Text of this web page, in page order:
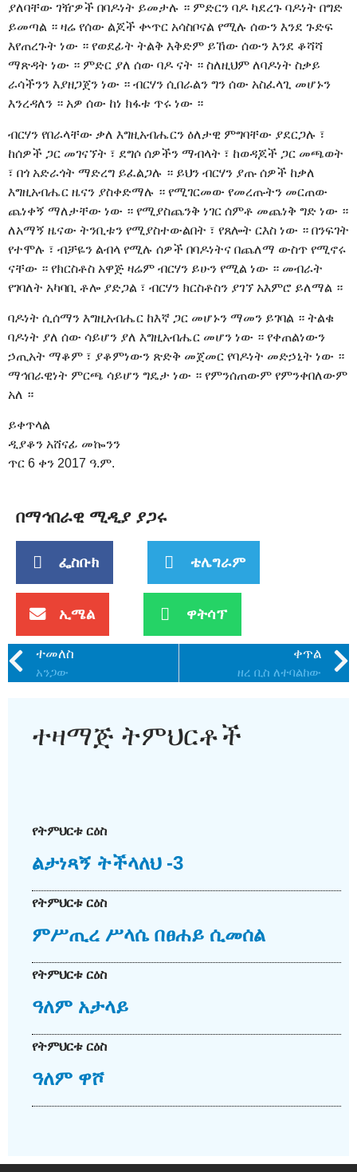
ያለባቸው ገዥዎች በባዶነት ይመታሉ ። ምድርን ባዶ ካደረጉ ባዶነት በግድ
ይመጣል ። ዛሬ የሰው ልጆች ቍጥር አሳስቦናል የሚሉ ሰውን እንደ ጉድፍ
እየጠረጉት ነው ። የወደፊት ትልቅ እቅድም ይኸው ሰውን እንደ ቆሻሻ
ማጽዳት ነው ። ምድር ያለ ሰው ባዶ ናት ። ስለዚህም ለባዶነት ስቃይ
ራሳችንን እያዘጋጀን ነው ። ብርሃን ሲበራልን ግን ሰው አስፈላጊ መሆኑን
እንረዳለን ። አዎ ሰው ከነ ክፋቱ ጥሩ ነው ።
ብርሃን የበራላቸው ቃለ እግዚአብሔርን ዕለታዊ ምግባቸው ያደርጋሉ ፣
ከሰዎች ጋር መገናኘት ፣ ደግሶ ሰዎችን ማብላት ፣ ከወዳጆች ጋር መጫወት
፣ በጎ አድራጎት ማድረግ ይፈልጋሉ ። ይህን ብርሃን ያጡ ሰዎች ከቃለ
እግዚአብሔር ዜናን ያስቀድማሉ ። የሚገርመው የመረጡትን መርጠው
ጨነቀኝ ማለታቸው ነው ። የሚያስጨንቅ ነገር ሰምቶ መጨነቅ ግድ ነው ።
ለአማኝ ዜናው ትንቢቱን የሚያስተውልበት ፣ የጸሎት ርእስ ነው ። በንፍገት
የተሞሉ ፣ ብቻዬን ልብላ የሚሉ ሰዎች በባዶነትና በጨለማ ውስጥ የሚኖሩ
ናቸው ። የክርስቶስ አዋጅ ዛሬም ብርሃን ይሁን የሚል ነው ። መብራት
የገባለት አካባቢ ቶሎ ያድጋል ፣ ብርሃን ክርስቶስን ያገኘ አእምሮ ይለማል ።
ባዶነት ሲሰማን እግዚአብሔር ከእኛ ጋር መሆኑን ማመን ይገባል ። ትልቁ
ባዶነት ያለ ሰው ሳይሆን ያለ እግዚአብሔር መሆን ነው ። የቀጠልነውን
ኃጢአት ማቆም ፣ ያቆምነውን ጽድቅ መጀመር የባዶነት መድኃኒት ነው ።
ማኅበራዊነት ምርጫ ሳይሆን ግዴታ ነው ። የምንሰጠውም የምንቀበለውም
አለ ።
ይቀጥላል
ዲያቆን አሸናፊ መኰንን
ጥር 6 ቀን 2017 ዓ.ም.
በማኅበራዊ ሚዲያ ያጋሩ
ፌስቡክ ቴሌግራም
ኢሜል ዋትሳፕ
ተመለስ
አንጋው
ቀጥል
ዘረ ቢስ ለተባልከው
ተዛማጅ ትምህርቶች
የትምህርቱ ርዕስ
ልታነጻኝ ትችላለህ -3
የትምህርቱ ርዕስ
ምሥጢረ ሥላሴ በፀሐይ ሲመሰል
የትምህርቱ ርዕስ
ዓለም አታላይ
የትምህርቱ ርዕስ
ዓለም ዋሾ